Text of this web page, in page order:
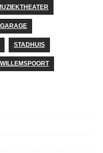
STADHUIS
WILLEMSPOORT